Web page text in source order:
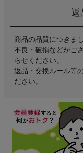
返
商品の品質につきま
不良・破損などがご
らせください。
返品・交換ルール等
ださい。